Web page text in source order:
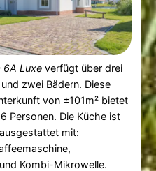
6A Luxe verfügt über drei
zwei Bädern. Diese
von ±101m² bietet
Personen. Die Küche ist
mit:
Kombi-Mikrowelle.